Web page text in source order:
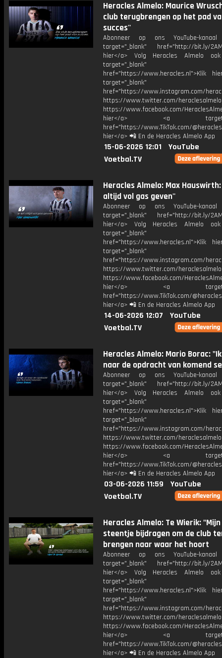
Heracles Almelo: Maurice
club terugbrengen op het pad
succes''
Abonneer op ons YouTube-
target="_blank" href="http://bit.ly/
hier</a> Volg Heracles Almelo
target="_blank"
href="https://www.heracles.nl">Klik
target="_blank"
href="https://www.instagram.com/
https://www.twitter.com/heraclesalmelo
https://www.facebook.com/
hier</a> <a
href="https://www.TikTok.com/
hier</a> 📲 En de Heracles Almelo App
15-06-2026 12:01
YouTube
Voetbal.TV
Heracles Almelo: Max
altijd vol gas geven''
Abonneer op ons YouTube-
target="_blank" href="http://bit.ly/
hier</a> Volg Heracles Almelo
target="_blank"
href="https://www.heracles.nl">Klik
target="_blank"
href="https://www.instagram.com/
https://www.twitter.com/heraclesalmelo
https://www.facebook.com/
hier</a> <a
href="https://www.TikTok.com/
hier</a> 📲 En de Heracles Almelo App
14-06-2026 12:07
YouTube
Voetbal.TV
Heracles Almelo: Mario Borac:
naar de opdracht van komend
Abonneer op ons YouTube-
target="_blank" href="http://bit.ly/
hier</a> Volg Heracles Almelo
target="_blank"
href="https://www.heracles.nl">Klik
target="_blank"
href="https://www.instagram.com/
https://www.twitter.com/heraclesalmelo
https://www.facebook.com/
hier</a> <a
href="https://www.TikTok.com/
hier</a> 📲 En de Heracles Almelo App
03-06-2026 11:59
YouTube
Voetbal.TV
Heracles Almelo: Te Wierik: "Mijn
steentje bijdragen om de club
brengen naar waar het hoort
Abonneer op ons YouTube-
target="_blank" href="http://bit.ly/
hier</a> Volg Heracles Almelo
target="_blank"
href="https://www.heracles.nl">Klik
target="_blank"
href="https://www.instagram.com/
https://www.twitter.com/heraclesalmelo
https://www.facebook.com/
hier</a> <a
href="https://www.TikTok.com/
hier</a> 📲 En de Heracles Almelo App